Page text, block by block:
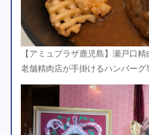
【アミュプラザ鹿児島】瀬戸口
老舗精肉店が手掛けるハンバーグ